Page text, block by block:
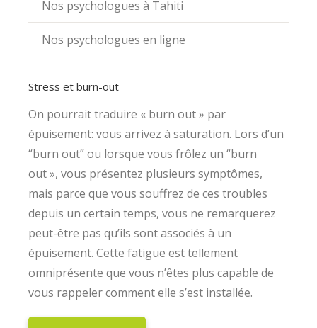
Nos psychologues à Tahiti
Nos psychologues en ligne
Stress et burn-out
On pourrait traduire « burn out » par
épuisement: vous arrivez à saturation. Lors d’un
“burn out” ou lorsque vous frôlez un “burn
out », vous présentez plusieurs symptômes,
mais parce que vous souffrez de ces troubles
depuis un certain temps, vous ne remarquerez
peut-être pas qu’ils sont associés à un
épuisement. Cette fatigue est tellement
omniprésente que vous n’êtes plus capable de
vous rappeler comment elle s’est installée.